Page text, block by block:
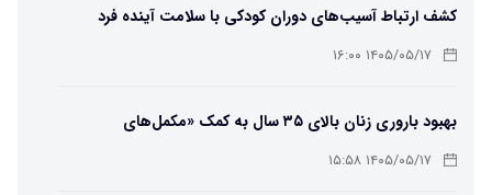
کشف ارتباط آسیب‌های دوران کودکی با سلامت آینده فرد
۱۴۰۵/۰۵/۱۷ ۱۶:۰۰
بهبود باروری زنان بالای ۳۵ سال به کمک «مکمل‌های
باکتریایی»
۱۴۰۵/۰۵/۱۷ ۱۵:۵۸